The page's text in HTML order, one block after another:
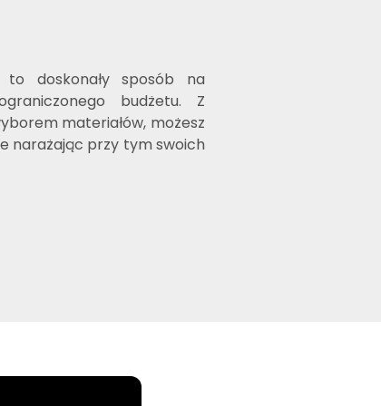
doskonały sposób na
budżetu. Z
materiałów, możesz
narażając przy tym swoich